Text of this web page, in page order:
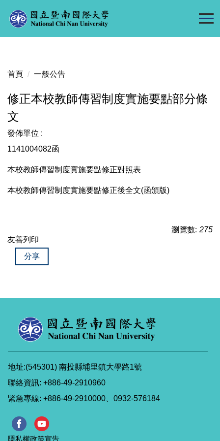
到
區
首頁 一般公告
修正本校教師傳習制度實施要點部分條
文
發佈單位 :
1141004082函
本校教師傳習制度實施要點修正對照表
本校教師傳習制度實施要點修正後全文(函頒版)
瀏覽數: 275
友善列印
分享
地址:(545301) 南投縣埔里鎮大學路1號
聯絡資訊: +886-49-2910960
緊急專線: +886-49-2910000、0932-576184
隱私權政策宣告